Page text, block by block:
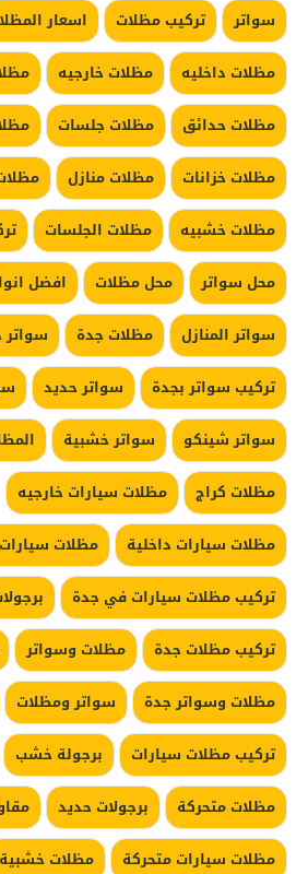
سواتر
تركيب مظلات اسعار
مظلات داخليه
مظلات خارجيه
مظلات حدائق
مظلات جلسات
مظلات خزانات
مظلات منازل
مظلات خشبيه
مظلات الجلسات
محل سواتر
محل مظلات
افضل
سواتر المنازل
مظلات جدة
سواتر
تركيب سواتر بجدة
سواتر حديد
سواتر شينكو
سواتر خشبية
مظلات كراج
مظلات سيارات خارجيه
مظلات سيارات داخلية
مظلات
تركيب مظلات سيارات في جدة
تركيب مظلات جدة
مظلات وسواتر
مظلات وسواتر جدة
سواتر ومظلات
تركيب مظلات سيارات
برجولة خشب
مظلات متحركة
برجولات حديد
مظلات سيارات متحركة
مظلات خشبية